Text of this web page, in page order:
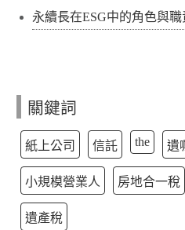
永續長在ESG中的角色與職
關鍵詞
紙上公司 信託 the 遺
小規模營業人 房地合一稅
遺產稅